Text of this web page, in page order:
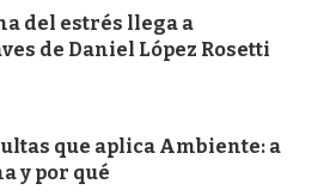
del estrés llega a
de Daniel López Rosetti
que aplica Ambiente: a
y por qué